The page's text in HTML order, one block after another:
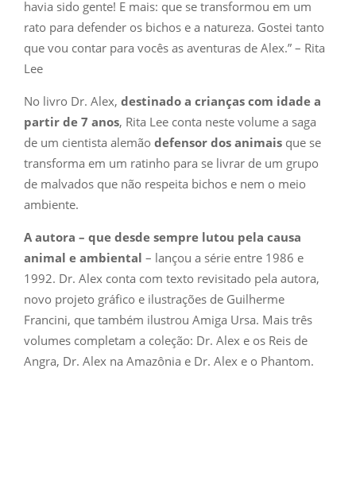
havia sido gente! E mais: que se transformou em um
rato para defender os bichos e a natureza. Gostei tanto
que vou contar para vocês as aventuras de Alex.” – Rita
Lee
No livro Dr. Alex, destinado a crianças com idade a
partir de 7 anos, Rita Lee conta neste volume a saga
de um cientista alemão defensor dos animais que se
transforma em um ratinho para se livrar de um grupo
de malvados que não respeita bichos e nem o meio
ambiente.
A autora – que desde sempre lutou pela causa
animal e ambiental – lançou a série entre 1986 e
1992. Dr. Alex conta com texto revisitado pela autora,
novo projeto gráfico e ilustrações de Guilherme
Francini, que também ilustrou Amiga Ursa. Mais três
volumes completam a coleção: Dr. Alex e os Reis de
Angra, Dr. Alex na Amazônia e Dr. Alex e o Phantom.